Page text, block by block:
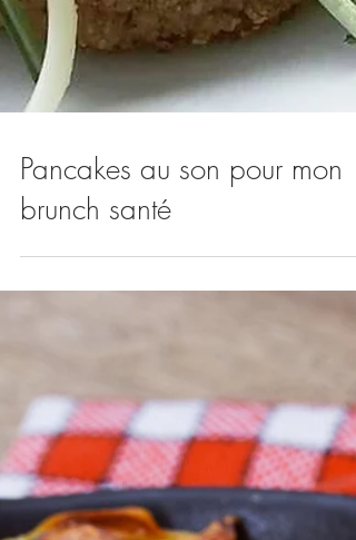
Pancakes au son pour mon
brunch santé